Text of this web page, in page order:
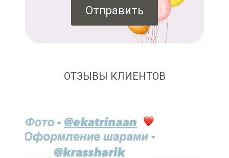
Отправить
ОТЗЫВЫ КЛИЕНТОВ